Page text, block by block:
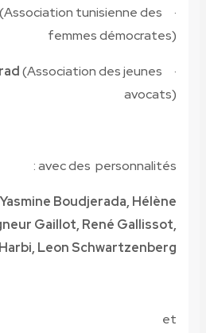
·
(Association tunisienne des
femmes démocrates)
·
(Association des jeunes
avocats)
avec des personnalités :
Boudjerada, Hélène
Gaillot, René Gallissot,
Leon Schwartzenberg
et